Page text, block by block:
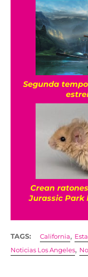
Segunda
Crean
Jurassic Park
TAGS: California,
Noticias Los Angeles,